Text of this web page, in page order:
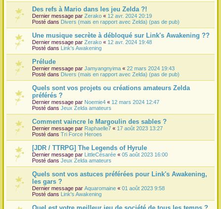
Des refs à Mario dans les jeu Zelda ?!
Dernier message par Zerako « 12 avr. 2024 20:19
Posté dans Divers (mais en rapport avec Zelda) (pas de pub)
Une musique secrète à débloqué sur Link's Awakening ??
Dernier message par Zerako « 12 avr. 2024 19:48
Posté dans Link's Awakening
Prélude
Dernier message par Jamyangnyima « 22 mars 2024 19:43
Posté dans Divers (mais en rapport avec Zelda) (pas de pub)
Quels sont vos projets ou créations amateurs Zelda
préférés ?
Dernier message par Noemie4 « 12 mars 2024 12:47
Posté dans Jeux Zelda amateurs
Comment vaincre le Margoulin des sables ?
Dernier message par Raphaelle7 « 17 août 2023 13:27
Posté dans Tri Force Heroes
[JDR / TTRPG] The Legends of Hyrule
Dernier message par LittleCésarée « 05 août 2023 16:00
Posté dans Jeux Zelda amateurs
Quels sont vos astuces préférées pour Link's Awakening,
les gars ?
Dernier message par Aquaromaine « 01 août 2023 9:58
Posté dans Link's Awakening
Quel est votre meilleur jeu de société de tous les temps ?